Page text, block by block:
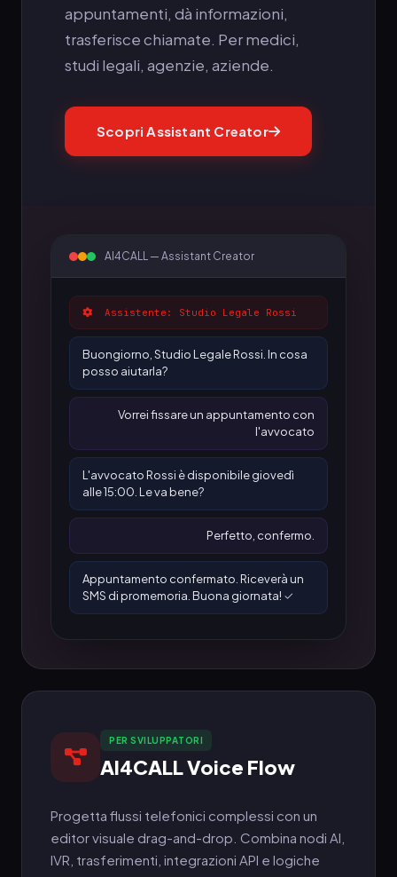
appuntamenti, dà informazioni,
trasferisce chiamate. Per medici,
studi legali, agenzie, aziende.
Scopri Assistant Creator
AI4CALL — Assistant Creator
Assistente: Studio Legale Rossi
Buongiorno, Studio Legale Rossi. In cosa
posso aiutarla?
Vorrei fissare un appuntamento con
l'avvocato
L'avvocato Rossi è disponibile giovedì
alle 15:00. Le va bene?
Perfetto, confermo.
Appuntamento confermato. Riceverà un
SMS di promemoria. Buona giornata! ✓
PER SVILUPPATORI
AI4CALL Voice Flow
Progetta flussi telefonici complessi con un
editor visuale drag-and-drop. Combina nodi AI,
IVR, trasferimenti, integrazioni API e logiche